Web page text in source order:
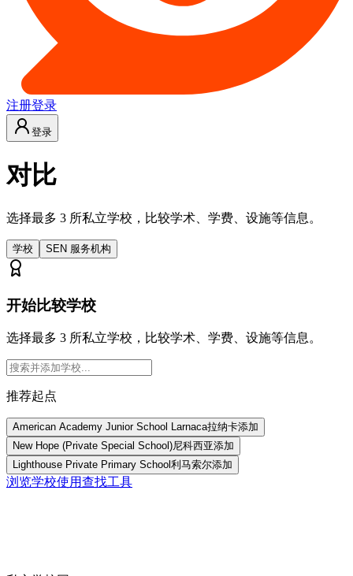
注册登录
登录
对比
选择最多 3 所私立学校，比较学术、学费、设施等信息。
学校 SEN 服务机构
开始比较学校
选择最多 3 所私立学校，比较学术、学费、设施等信息。
推荐起点
American Academy Junior School Larnaca拉纳卡添加
New Hope (Private Special School)尼科西亚添加
Lighthouse Private Primary School 利马索尔添加
浏览学校使用查找工具